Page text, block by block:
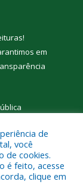
!
em
Municipal de
de
você
de cookies.
é feito, acesse
clique em